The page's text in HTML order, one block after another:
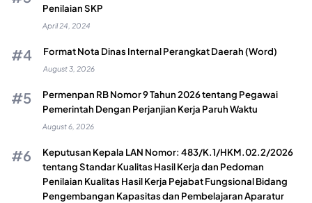
Penilaian SKP
April 24, 2024
Format Nota Dinas Internal Perangkat Daerah (Word)
August 3, 2026
Permenpan RB Nomor 9 Tahun 2026 tentang Pegawai
Pemerintah Dengan Perjanjian Kerja Paruh Waktu
August 6, 2026
Keputusan Kepala LAN Nomor: 483/K.1/HKM.02.2/2026
tentang Standar Kualitas Hasil Kerja dan Pedoman
Penilaian Kualitas Hasil Kerja Pejabat Fungsional Bidang
Pengembangan Kapasitas dan Pembelajaran Aparatur